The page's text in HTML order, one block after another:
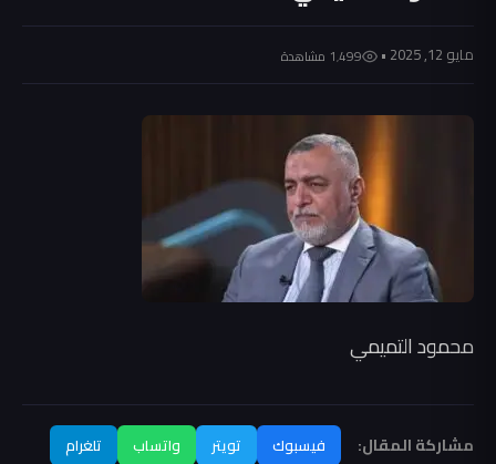
مايو 12, 2025 • 1٬499 مشاهدة
محمود التميمي
مشاركة المقال: فيسبوك تويتر واتساب تلغرام